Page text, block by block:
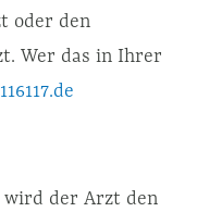
oder den
Wer das in Ihrer
116117.de
wird der Arzt den